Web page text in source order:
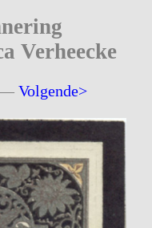
Verheecke
Volgende>